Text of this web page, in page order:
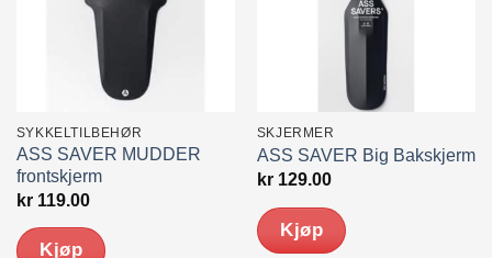
SYKKELTILBEHØR
ASS SAVER MUDDER
frontskjerm
kr119.00
Kjøp
SKJERMER
ASS SAVER Big Bakskjerm
kr129.00
Kjøp